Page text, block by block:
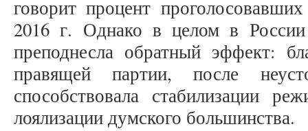
говорит процент
2016 г. Однако в целом в России
преподнесла обратный эффект:
правящей партии, после
способствовала стабилизации
лоялизации думского большинства.